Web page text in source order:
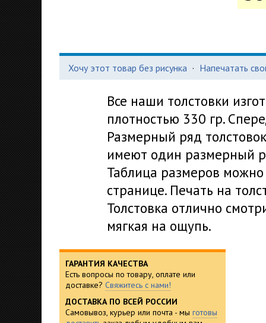
Хочу этот товар без рисунка · Напечатать
Все наши толстовки
плотностью 330 гр.
Размерный ряд
имеют один размерный
Таблица размеров
странице. Печать на
Толстовка отлично
мягкая на ощупь.
ГАРАНТИЯ КАЧЕСТВА
Есть вопросы по товару, оплате или
доставке? Свяжитесь с нами!
ДОСТАВКА ПО ВСЕЙ РОССИИ
Самовывоз, курьер или почта - мы готовы